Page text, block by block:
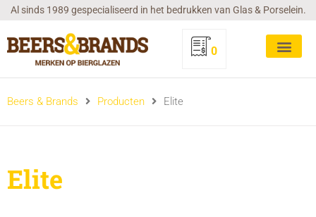
GaAl sinds 1989 gespecialiseerd in het bedrukken van Glas & Porselein.
0
Beers & Brands Producten Elite
Elite